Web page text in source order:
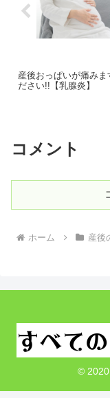
産後おっぱいが痛みま
ださい!!【乳腺炎】
コメント
ホーム 産後
© 2020